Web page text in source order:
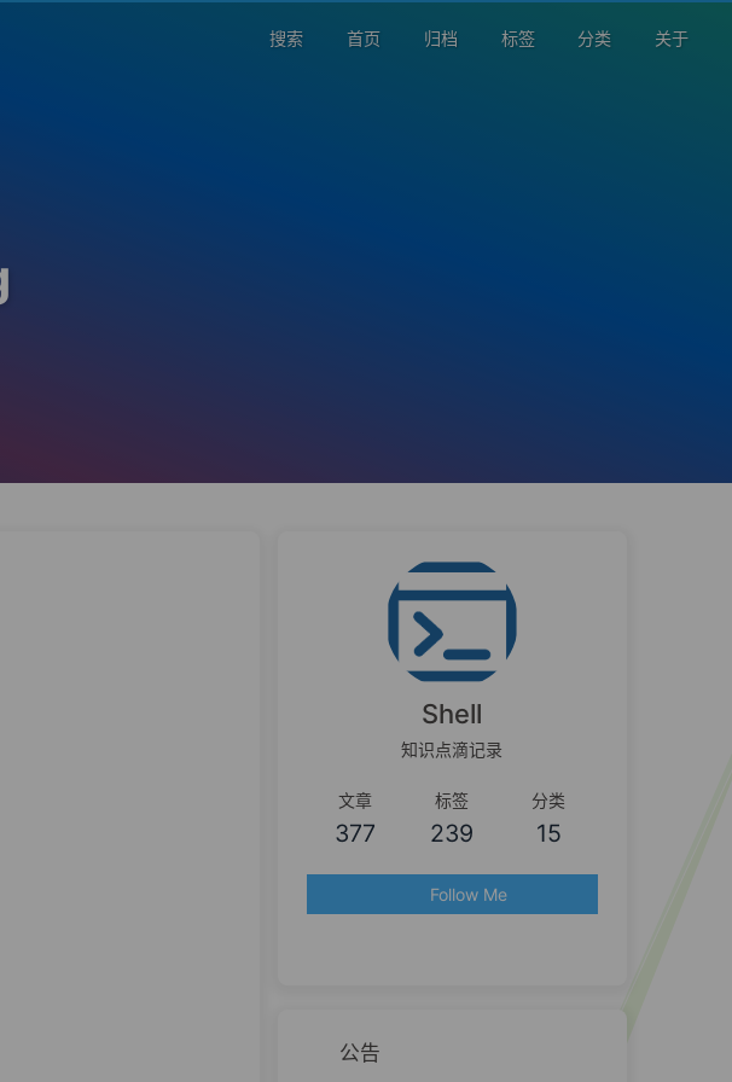
搜索 首页 归档 标签 分类 关于
Shell
知识点滴记录
文章
377
标签
239
分类
15
Follow Me
公告